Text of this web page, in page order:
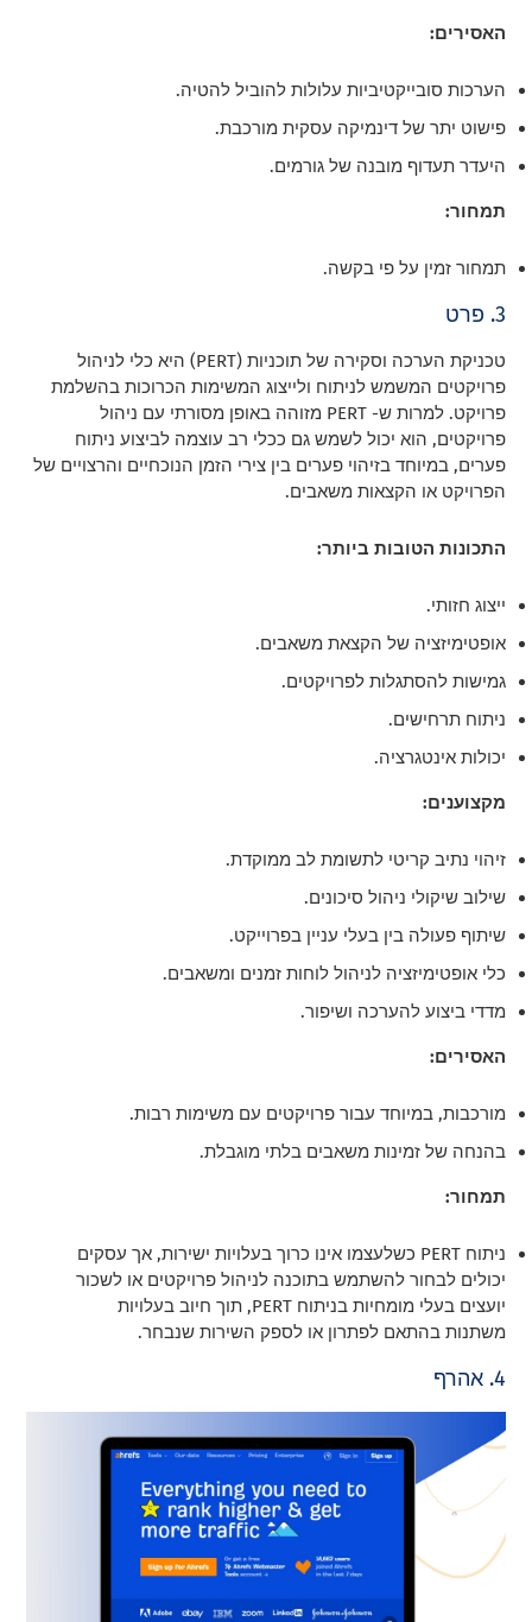
האסירים:
הערכות סובייקטיביות עלולות להוביל להטיה.
פישוט יתר של דינמיקה עסקית מורכבת.
היעדר תעדוף מובנה של גורמים.
תמחור:
תמחור זמין על פי בקשה.
3. פרט
טכניקת הערכה וסקירה של תוכניות (PERT) היא כלי לניהול
פרויקטים המשמש לניתוח ולייצוג המשימות הכרוכות בהשלמת
פרויקט. למרות ש- PERT מזוהה באופן מסורתי עם ניהול
פרויקטים, הוא יכול לשמש גם ככלי רב עוצמה לביצוע ניתוח
פערים, במיוחד בזיהוי פערים בין צירי הזמן הנוכחיים והרצויים של
הפרויקט או הקצאות משאבים.
התכונות הטובות ביותר:
ייצוג חזותי.
אופטימיזציה של הקצאת משאבים.
גמישות להסתגלות לפרויקטים.
ניתוח תרחישים.
יכולות אינטגרציה.
מקצוענים:
זיהוי נתיב קריטי לתשומת לב ממוקדת.
שילוב שיקולי ניהול סיכונים.
שיתוף פעולה בין בעלי עניין בפרוייקט.
כלי אופטימיזציה לניהול לוחות זמנים ומשאבים.
מדדי ביצוע להערכה ושיפור.
האסירים:
מורכבות, במיוחד עבור פרויקטים עם משימות רבות.
בהנחה של זמינות משאבים בלתי מוגבלת.
תמחור:
ניתוח PERT כשלעצמו אינו כרוך בעלויות ישירות, אך עסקים
יכולים לבחור להשתמש בתוכנה לניהול פרויקטים או לשכור
יועצים בעלי מומחיות בניתוח PERT, תוך חיוב בעלויות
משתנות בהתאם לפתרון או לספק השירות שנבחר.
4. אהרף